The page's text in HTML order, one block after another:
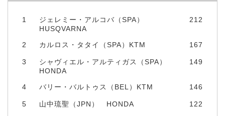
1
ジェレミー・アルコバ（SPA）
HUSQVARNA
212
2 カルロス・タタイ（SPA）KTM 167
3
シャヴィエル・アルティガス（SPA）
HONDA
149
4 バリー・バルトゥス（BEL）KTM 146
5 山中琉聖（JPN） HONDA 122